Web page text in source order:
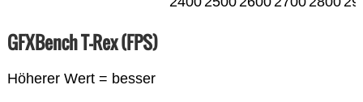
GFXBench T-Rex (FPS)
Höherer Wert = besser